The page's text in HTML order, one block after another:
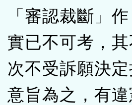
「審認裁斷」
實已不可考，
次不受訴願決
意旨為之，有